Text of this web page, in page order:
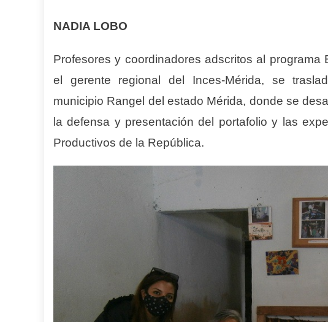
NADIA LOBO
Profesoresy coordinadores adscritos al programa
el gerente regional del Inces-Mérida, se
municipio Rangel del estado Mérida, donde se
la defensa y presentación del portafolio y las
Productivos de la República.